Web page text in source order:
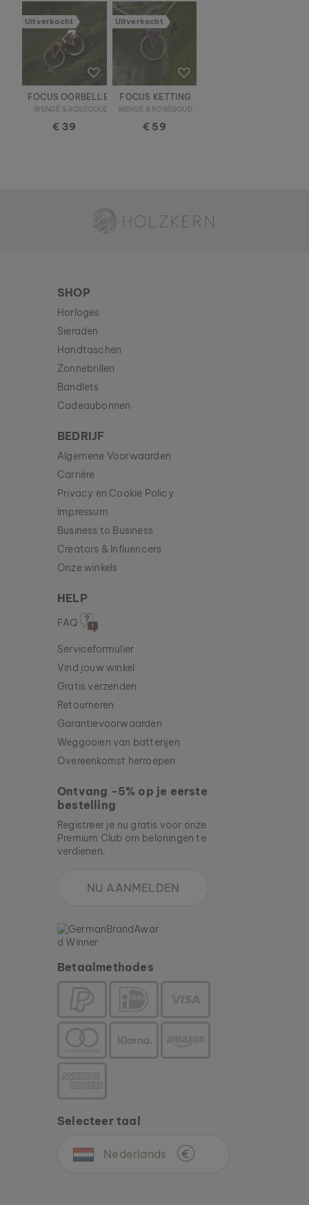
Uitverkocht
FOCUS OORBELLEN
WENGÉ & ROSÉGOUD
€ 39
Uitverkocht
FOCUS KETTING
WENGÉ & ROSÉGOUD
€ 59
SHOP
Horloges
Sieraden
Handtaschen
Zonnebrillen
Bandlets
Cadeaubonnen
BEDRIJF
Algemene Voorwaarden
Carrière
Privacy en Cookie Policy
Impressum
Business to Business
Creators & Influencers
Onze winkels
HELP
FAQ
Serviceformulier
Vind jouw winkel
Gratis verzenden
Retourneren
Garantievoorwaarden
Weggooien van batterijen
Overeenkomst herroepen
Ontvang -5% op je eerste
bestelling
Registreer je nu gratis voor onze
Premium Club om beloningen te
verdienen.
NU AANMELDEN
Betaalmethodes
Selecteer taal
Nederlands €